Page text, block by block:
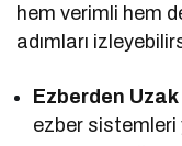
hem verimli hem
adımları
Ezberden Uzak
ezber sistemleri